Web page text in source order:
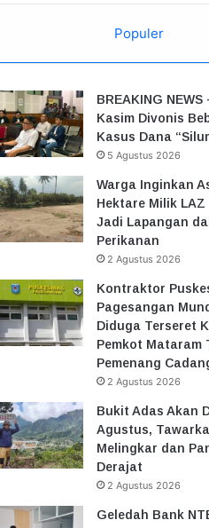
Populer
BREAKING
Kasim Divonis
Kasus Dana
5 Agustus 2026
Warga Inginkan
Hektare Milik
Jadi Lapangan
Perikanan
2 Agustus 2026
Kontraktor
Pagesangan
Diduga Terseret
Pemkot Mataram
Pemenang
2 Agustus 2026
Bukit Adas Akan
Agustus,
Melingkar dan
Derajat
2 Agustus 2026
Geledah Bank